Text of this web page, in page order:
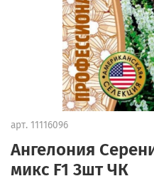
арт. 11116096
Ангелония
микс F1 3шт ЧК